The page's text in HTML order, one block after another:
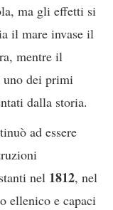
ma gli effetti si
il mare invase il
mentre il
uno dei primi
dalla storia.
ad essere
nel 1812, nel
ellenico e capaci